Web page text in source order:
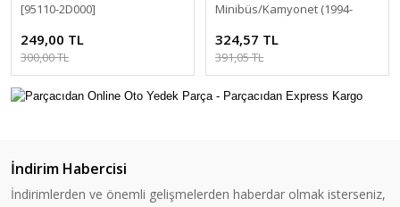
[95110-2D000]
249,00 TL
300,00 TL
Minibüs/Kamyonet (1994-
[93580-43300]
324,57 TL
391,05 TL
İndirim Habercisi
İndirimlerden ve önemli gelişmelerden haberdar olmak isterseniz,